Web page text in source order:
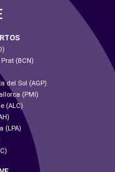
(BCN)
del Sol (AGP)
(PMI)
(ALC)
(LPA)